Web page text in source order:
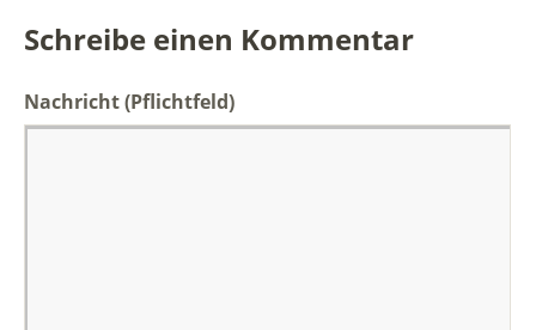
Schreibe einen Kommentar
Nachricht(Pflichtfeld)